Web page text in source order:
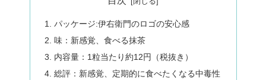
パッケージ:伊右衛門のロゴの安心感
味：新感覚、食べる抹茶
内容量：1粒当たり約12円（税抜き）
総評：新感覚、定期的に食べたくなる中毒性